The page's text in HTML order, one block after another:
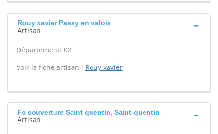
Rouy xavier Passy en valois
Artisan
Département: 02
Voir la fiche artisan : Rouy xavier
Fc couverture Saint quentin, Saint-quentin
Artisan